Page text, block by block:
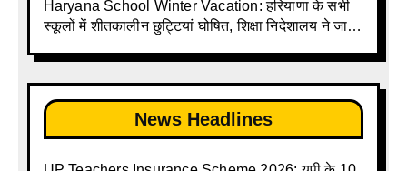
Up Madhyamik Avkash Talika 2025 | UP
Madhyamik School avkash suchi | UP
holiday calendar | Madhyamik School Holidays
List 2025
Haryana School Winter Vacation: हरियाणा के सभी
स्कूलों में शीतकालीन छुट्टियां घोषित, शिक्षा निदेशालय ने जारी
News Headlines